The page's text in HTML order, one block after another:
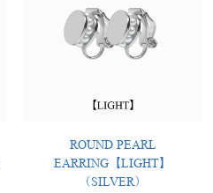
ROUND PEARL
EARRING【LIGHT】
（SILVER）